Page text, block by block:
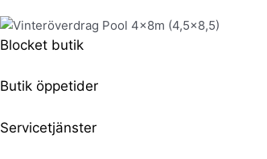
Blocket butik
Butik öppetider
Servicetjänster